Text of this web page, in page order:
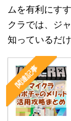
ムを有利にす
クラでは、ジ
知っているだ
関連記事